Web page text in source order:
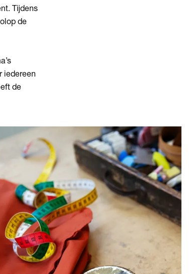
Tijdens
de
iedereen
de